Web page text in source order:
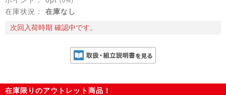
在庫状況：
在庫なし
次回入荷時期 確認中です。
在庫限りのアウトレット商品！